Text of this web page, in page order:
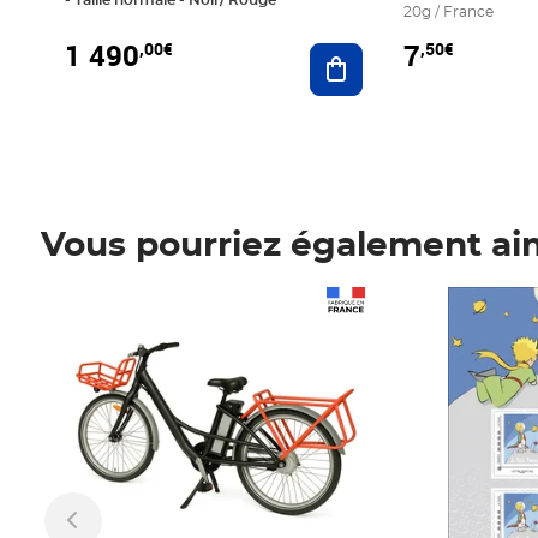
1 490,00€ Ajouter au panier
20g / France
7,50€
Vous pourriez également
Prix 7,50€